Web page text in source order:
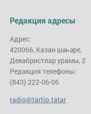
Редакция адресы
Адрес:
420066, Казан шәһәре,
Декабристлар урамы, 2
Редакция телефоны:
(843) 222-06-06
radio@tartip.tatar